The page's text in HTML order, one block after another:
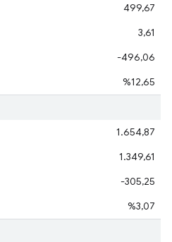
499,67
3,61
-496,06
%12,65
1.654,87
1.349,61
-305,25
%3,07